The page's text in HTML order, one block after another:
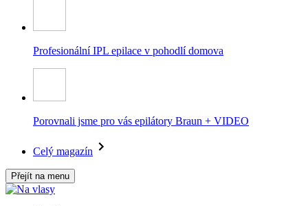
Profesionální IPL epilace v pohodlí domova
Porovnali jsme pro vás epilátory Braun + VIDEO
Celý magazín
Přejít na menu